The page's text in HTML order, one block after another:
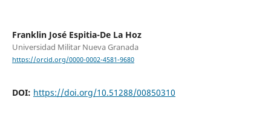
Franklin José Espitia-De La Hoz
Universidad Militar Nueva Granada
https://orcid.org/0000-0002-4581-9680
DOI: https://doi.org/10.51288/00850310